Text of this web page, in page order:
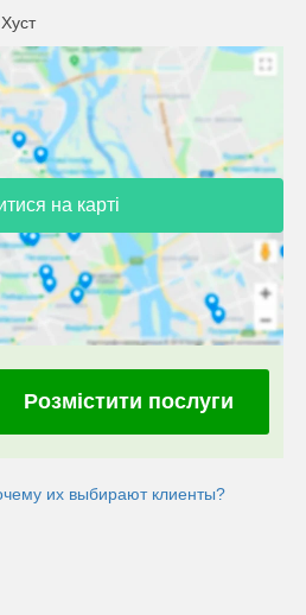
на карті
Розмістити послуги
их выбирают клиенты?